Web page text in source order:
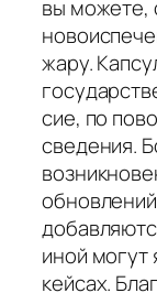
вы можете,
жару.
сие, по
сведения.
иной могут
кейсах.